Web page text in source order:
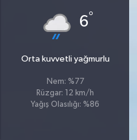
6°
Orta kuvvetli yağmurlu
Nem: %77
Rüzgar: 12 km/h
Yağış Olasılığı: %86